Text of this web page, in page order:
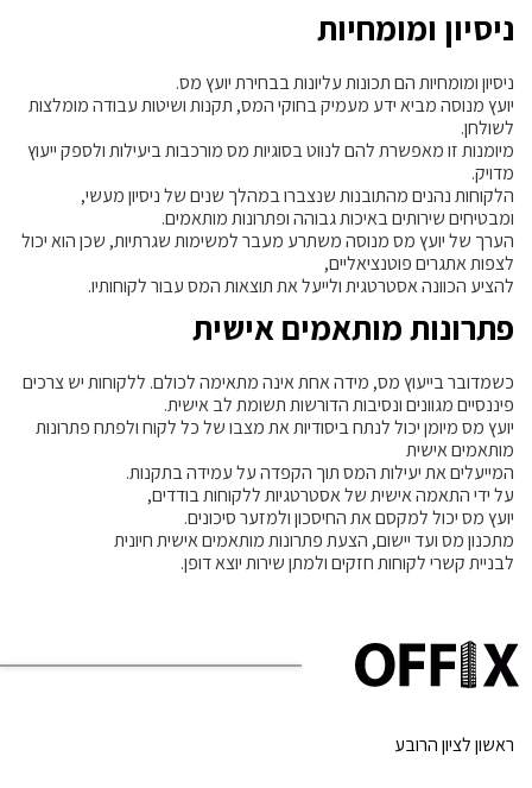
ניסיון ומומחיות
ניסיון ומומחיות הם תכונות עליונות בבחירת יועץ מס.
יועץ מנוסה מביא ידע מעמיק בחוקי המס, תקנות ושיטות עבודה מומלצות
לשולחן.
מיומנות זו מאפשרת להם לנווט בסוגיות מס מורכבות ביעילות ולספק ייעוץ
מדויק.
הלקוחות נהנים מהתובנות שנצברו במהלך שנים של ניסיון מעשי,
ומבטיחים שירותים באיכות גבוהה ופתרונות מותאמים.
הערך של יועץ מס מנוסה משתרע מעבר למשימות שגרתיות, שכן הוא יכול
לצפות אתגרים פוטנציאליים,
להציע הכוונה אסטרטגית ולייעל את תוצאות המס עבור לקוחותיו.
פתרונות מותאמים אישית
כשמדובר בייעוץ מס, מידה אחת אינה מתאימה לכולם. ללקוחות יש צרכים
פיננסיים מגוונים ונסיבות הדורשות תשומת לב אישית.
יועץ מס מיומן יכול לנתח ביסודיות את מצבו של כל לקוח ולפתח פתרונות
מותאמים אישית
המייעלים את יעילות המס תוך הקפדה על עמידה בתקנות.
על ידי התאמה אישית של אסטרטגיות ללקוחות בודדים,
יועץ מס יכול למקסם את החיסכון ולמזער סיכונים.
מתכנון מס ועד יישום, הצעת פתרונות מותאמים אישית חיונית
לבניית קשרי לקוחות חזקים ולמתן שירות יוצא דופן.
ראשון לציון הרובע